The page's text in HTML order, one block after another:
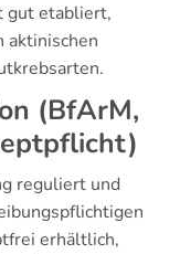
gut etabliert,
aktinischen
(BfArM,
reguliert und
erhältlich,